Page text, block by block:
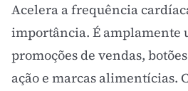
Acelera a frequência
importância. É amplamente
promoções de vendas,
ação e marcas alimentícias.